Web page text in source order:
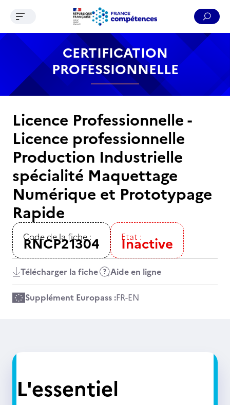
Contenu Recherche Menu Pied de page
Ouvrir le menu de navigation
CERTIFICATION
PROFESSIONNELLE
Licence Professionnelle -
Licence professionnelle
Production Industrielle
spécialité Maquettage
Numérique et Prototypage
Rapide
Code de la fiche :
RNCP21304 Etat :
Inactive
Télécharger la fiche Aide en ligne
Supplément Europass :FR-EN
L'essentiel